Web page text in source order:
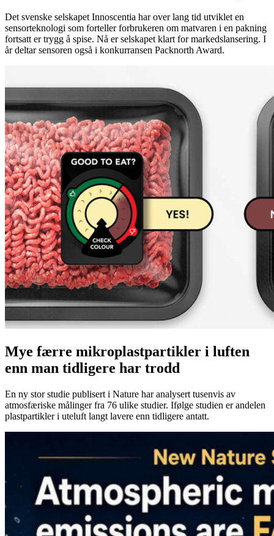
Det svenske selskapet Innoscentia har over lang tid utviklet en
sensorteknologi som forteller forbrukeren om matvaren i en pakning
fortsatt er trygg å spise. Nå er selskapet klart for markedslansering. I
år deltar sensoren også i konkurransen Packnorth Award.
Mye færre mikroplastpartikler i luften
enn man tidligere har trodd
En ny stor studie publisert i Nature har analysert tusenvis av
atmosfæriske målinger fra 76 ulike studier. Ifølge studien er andelen
plastpartikler i uteluft langt lavere enn tidligere antatt.